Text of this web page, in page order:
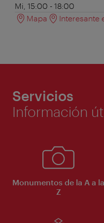
Mi, 15:00 - 18:00
Mapa
Interesante
Servicios
Información
Monumentos de la A a la
Z